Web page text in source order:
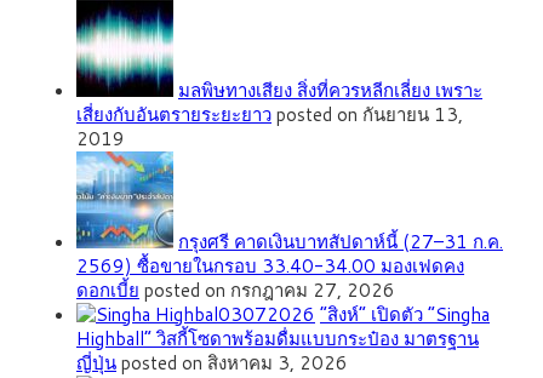
มลพิษทางเสียง สิ่งที่ควรหลีกเลี่ยง เพราะ
เสี่ยงกับอันตรายระยะยาวposted on กันยายน 13,
2019
กรุงศรี คาดเงินบาทสัปดาห์นี้ (27–31 ก.ค.
2569) ซื้อขายในกรอบ 33.40-34.00 มองเฟดคง
ดอกเบี้ย posted on กรกฎาคม 27, 2026
“สิงห์” เปิดตัว “Singha
Highball” วิสกี้โซดาพร้อมดื่มแบบกระป๋อง มาตรฐาน
ญี่ปุ่นposted on สิงหาคม 3, 2026